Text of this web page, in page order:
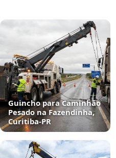
Guincho para Caminhão
Pesado na Fazendinha,
Curitiba‑PR